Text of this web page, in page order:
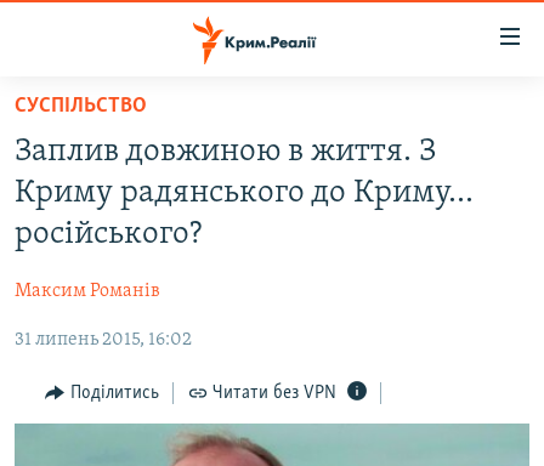
Перейти
основного
матеріалу
Перейти
до
основної
Перейти
пошуку
ВОДА.КРИМ
ВІДЕО ТА ФОТО
БЛОГИ
ПОГЛЯД
ІНТЕРВ'Ю
СУСПІЛЬСТВО
Заплив довжиною в життя. З
Криму радянського до Криму...
російського?
Максим Романів
31 липень 2015, 16:02
Поділитись Читати без VPN